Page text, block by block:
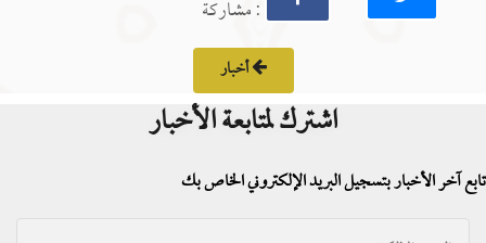
: مشاركة
أخبار
اشترك لمتابعة الأخبار
تابع آخر الأخبار بتسجيل البريد الإلكتروني الخاص بك